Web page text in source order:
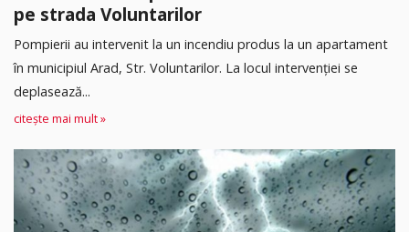
pe strada Voluntarilor
Pompierii au intervenit la un incendiu produs la un apartament
în municipiul Arad, Str. Voluntarilor. La locul intervenției se
deplasează...
citește mai mult »